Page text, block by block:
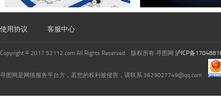
使用协议 客服中心
Copyright © 2017 52112.com All Rights Reserved 版权所有·寻图网 沪ICP备
寻图网是网络服务平台方，若您的权利被侵害，请联系 3629027749@qq.com